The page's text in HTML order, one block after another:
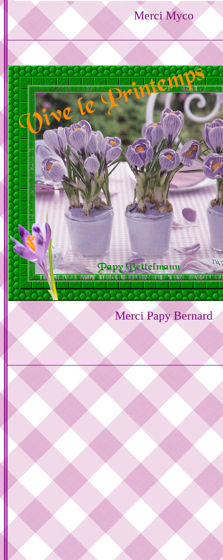
Merci Myco
Merci Papy Bernard